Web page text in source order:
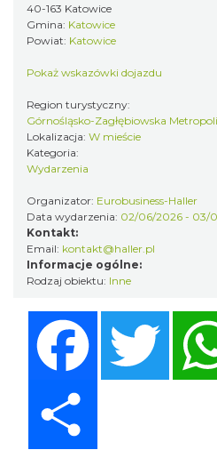
Alicja Majewska &
Warsaw String Quartet -
Katowice
0.24 km
44. Rawa Blues Festival
Katowice
40-163 Katowice
Gmina: Katowice
Powiat: Katowice
Pokaż wskazówki dojazdu
Region turystyczny:
Górnośląsko-Zagłębiowska
Lokalizacja: W mieście
Kategoria:
Wydarzenia
Organizator: Eurobusiness-Haller
Data wydarzenia: 02/06/2026 - 03/
Kontakt:
Email: kontakt@haller.pl
Informacje ogólne:
Rodzaj obiektu: Inne
Twitter